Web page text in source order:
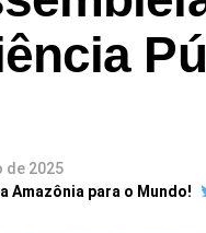
de 2025
Amazônia para o Mundo!